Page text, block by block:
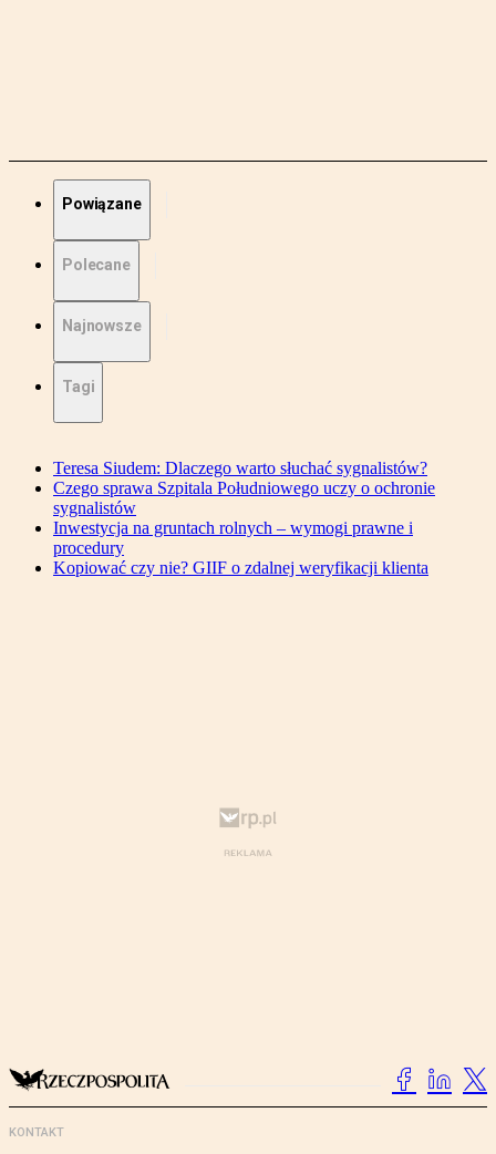
Powiązane
Polecane
Najnowsze
Tagi
Teresa Siudem: Dlaczego warto słuchać sygnalistów?
Czego sprawa Szpitala Południowego uczy o ochronie
sygnalistów
Inwestycja na gruntach rolnych – wymogi prawne i
procedury
Kopiować czy nie? GIIF o zdalnej weryfikacji klienta
KONTAKT